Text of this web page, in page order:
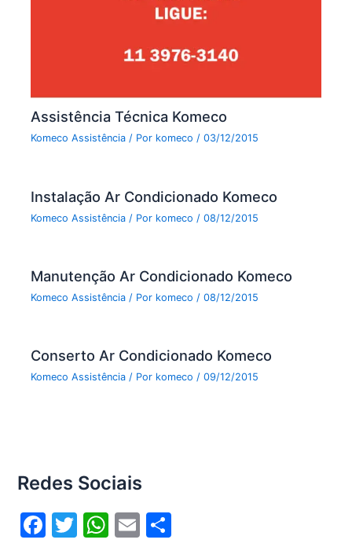
Assistência Técnica Komeco
Komeco Assistência / Por komeco/03/12/2015
Instalação Ar Condicionado Komeco
Komeco Assistência / Por komeco /08/12/2015
Manutenção Ar Condicionado Komeco
Komeco Assistência / Por komeco /08/12/2015
Conserto Ar Condicionado Komeco
Komeco Assistência / Por komeco/09/12/2015
Redes Sociais
F
T
W E